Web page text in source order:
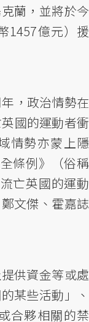
蘭，並將於今
1457億元）援
，政治情勢在
國的運動者衝
情勢亦蒙上隱
條例》（俗稱
亡英國的運動
文傑、霍嘉誌
供資金等或處
某些活動」、
合夥相關的禁